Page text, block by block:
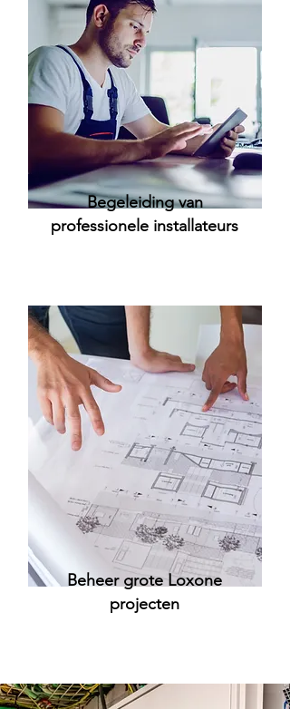
Begeleiding van
professionele installateurs
Beheer grote Loxone
projecten